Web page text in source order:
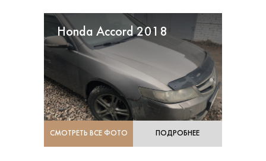
Honda Accord 2018
СМОТРЕТЬ ВСЕ ФОТО ПОДРОБНЕЕ